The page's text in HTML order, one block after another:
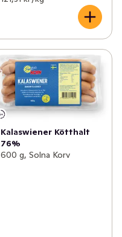
Kalaswiener Kötthalt
76%
600 g, Solna Korv